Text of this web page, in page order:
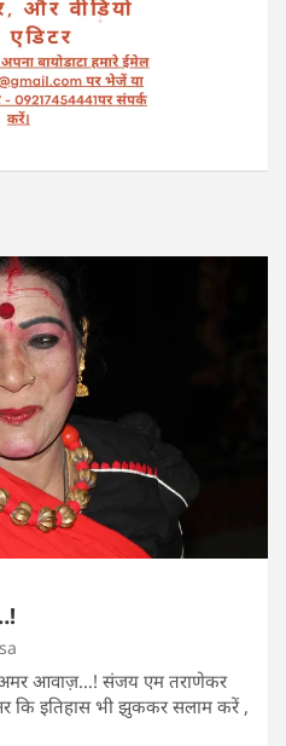
आवाज़…! संजय एम तराणेकर
कि इतिहास भी झुककर सलाम करें ,